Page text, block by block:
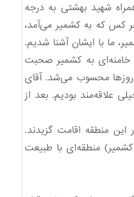
شهید بهشتی به درجه
کس که به کشمیر می‌آمد،
ما با ایشان آشنا شدیم.
خامنه‌ای به کشمیر صحبت
روزها محسوب می‌شد. ‌آقای
علاقه‌مند بودیم. بعد از
در خلال سفر یک روز هم به کشمیر تشریف آوردند و به مدت 24 ساعت در این منطقه اقامت گزیدند.
منطقه‌ای با طبیعت